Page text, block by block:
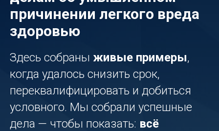
причинении легкого вреда
здоровью
Здесь собраны живые примеры,
когда удалось снизить срок,
переквалифицировать и добиться
условного. Мы собрали успешные
дела — чтобы показать: всё